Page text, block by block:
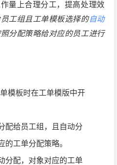
量上合理分工，提高处理效
工组且工单模板选择的自动
分配策略给对应的员工进行
模板时在工单模版中开
配给员工组，且自动分
的工单分配策略。
分配，对象对应的工单